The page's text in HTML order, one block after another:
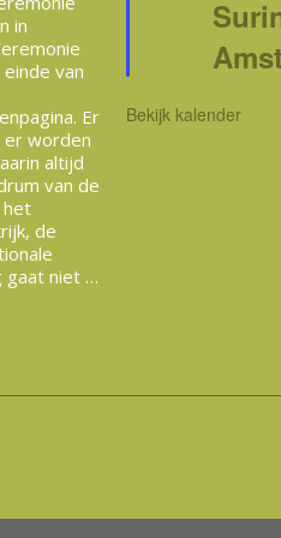
in
van
Er
er worden
altijd
van de
het
de
gaat niet …
Bekijk kalender